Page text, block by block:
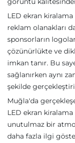
LED ekran
reklam olanakları
sponsorların
çözünürlükte ve
imkan tanır. Bu
sağlanırken aynı
şekilde
Muğla'da
LED ekran
unutulmaz bir
daha fazla ilgi